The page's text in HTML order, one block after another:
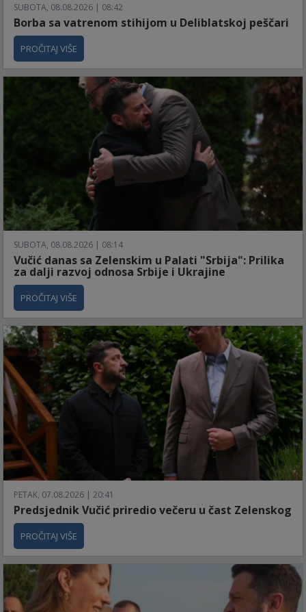
SUBOTA, 08.08.2026 | 08:42
Borba sa vatrenom stihijom u Deliblatskoj peščari
PROČITAJ VIŠE
SUBOTA, 08.08.2026 | 08:14
Vučić danas sa Zelenskim u Palati "Srbija": Prilika
za dalji razvoj odnosa Srbije i Ukrajine
PROČITAJ VIŠE
PETAK, 07.08.2026 | 20:41
Predsjednik Vučić priredio večeru u čast Zelenskog
PROČITAJ VIŠE